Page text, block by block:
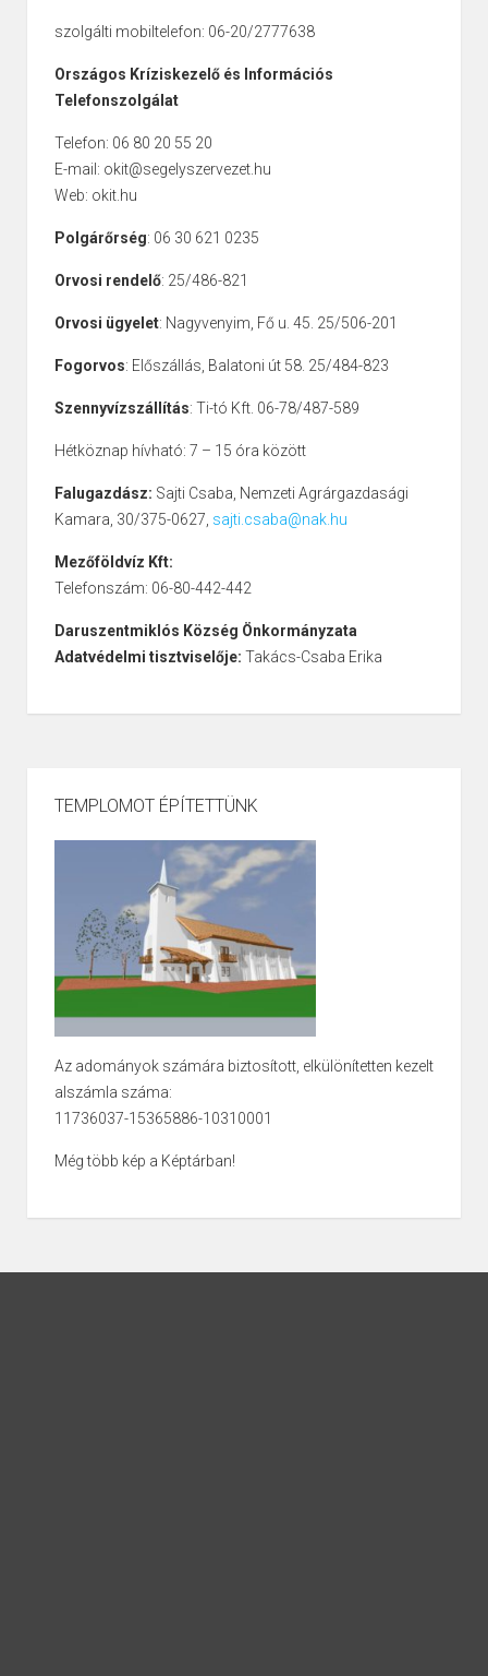
szolgálti mobiltelefon: 06-20/2777638
Országos Kríziskezelő és Információs
Telefonszolgálat
Telefon: 06 80 20 55 20
E-mail: okit@segelyszervezet.hu
Web: okit.hu
Polgárőrség: 06 30 621 0235
Orvosi rendelő: 25/486-821
Orvosi ügyelet: Nagyvenyim, Fő u. 45. 25/506-201
Fogorvos: Előszállás, Balatoni út 58. 25/484-823
Szennyvízszállítás: Ti-tó Kft. 06-78/487-589
Hétköznap hívható: 7 – 15 óra között
Falugazdász: Sajti Csaba, Nemzeti Agrárgazdasági
Kamara, 30/375-0627, sajti.csaba@nak.hu
Mezőföldvíz Kft:
Telefonszám: 06-80-442-442
Daruszentmiklós Község Önkormányzata
Adatvédelmi tisztviselője: Takács-Csaba Erika
TEMPLOMOT ÉPÍTETTÜNK
Az adományok számára biztosított, elkülönítetten kezelt
alszámla száma:
11736037-15365886-10310001
Még több kép a Képtárban!